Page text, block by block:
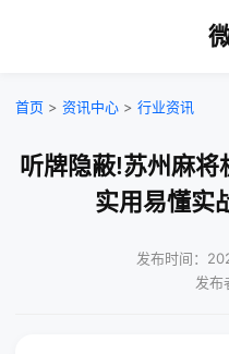
首页 > 资讯中心 > 行业资讯
听牌隐蔽!苏州麻将
实用易懂实
发布时间：
发布